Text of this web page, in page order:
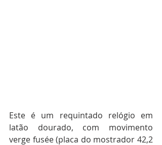
Este é um requintado relógio em
latão dourado, com movimento
verge fusée (placa do mostrador 42,2